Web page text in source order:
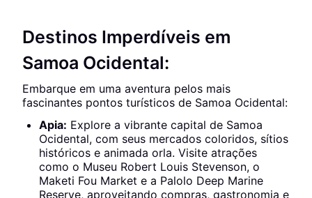
Destinos Imperdíveis em
Samoa Ocidental:
Embarque em uma aventura pelos mais
fascinantes pontos turísticos de Samoa Ocidental:
Apia: Explore a vibrante capital de Samoa
Ocidental, com seus mercados coloridos, sítios
históricos e animada orla. Visite atrações
como o Museu Robert Louis Stevenson, o
Maketi Fou Market e a Palolo Deep Marine
Reserve, aproveitando compras, gastronomia e